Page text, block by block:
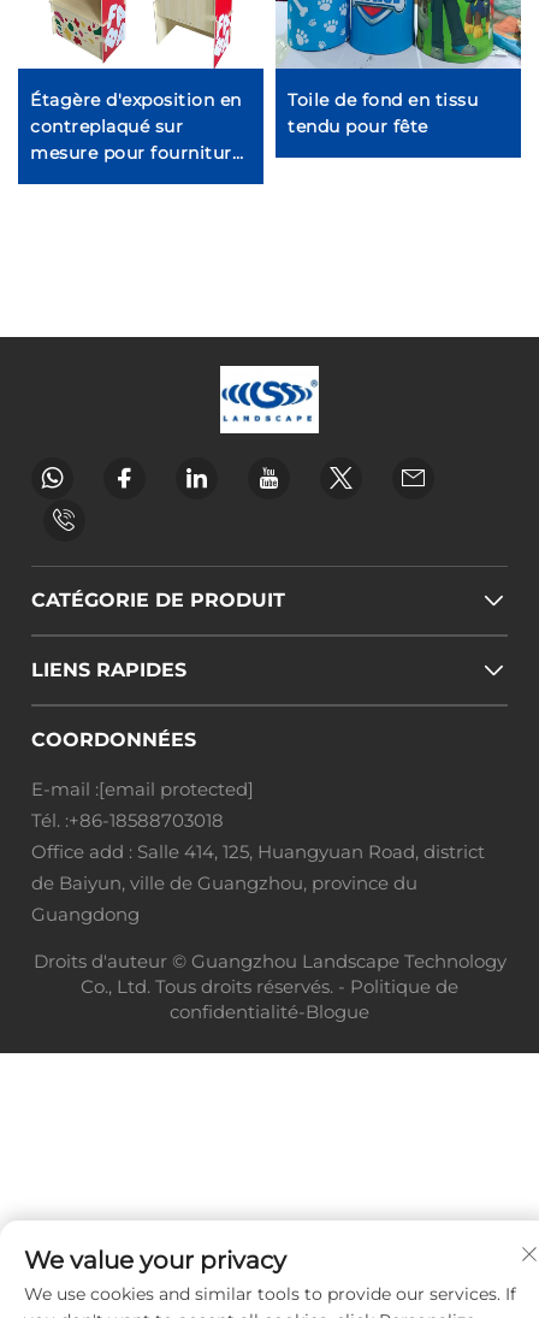
Étagère d'exposition en
contreplaqué sur
mesure pour fournitures
animales Ljmzj0001
Toile de fond en tissu
tendu pour fête
CATÉGORIE DE PRODUIT
LIENS RAPIDES
COORDONNÉES
E-mail :[email protected]
Tél. :+86-18588703018
Office add : Salle 414, 125, Huangyuan Road, district
de Baiyun, ville de Guangzhou, province du
Guangdong
Droits d'auteur © Guangzhou Landscape Technology
Co., Ltd. Tous droits réservés. - Politique de
confidentialité-Blogue
We value your privacy
We use cookies and similar tools to provide our services. If